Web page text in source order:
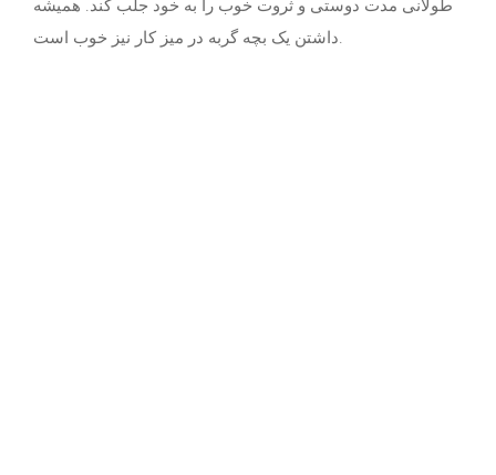
طولانی مدت دوستی و ثروت خوب را به خود جلب کند. همیشه
داشتن یک بچه گربه در میز کار نیز خوب است.